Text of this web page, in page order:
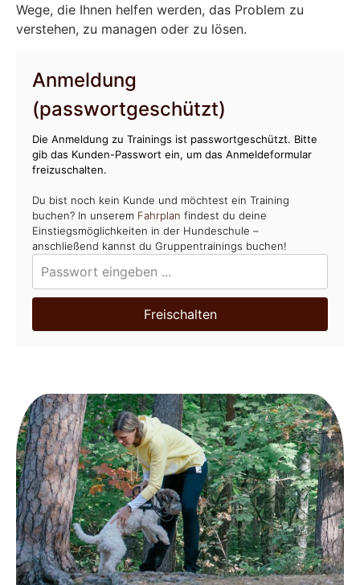
Wege, die Ihnen helfen werden, das Problem zu
verstehen, zu managen oder zu lösen.
Anmeldung
(passwortgeschützt)
Die Anmeldung zu Trainings ist passwortgeschützt. Bitte
gib das Kunden-Passwort ein, um das Anmeldeformular
freizuschalten.
Du bist noch kein Kunde und möchtest ein Training
buchen? In unserem Fahrplan findest du deine
Einstiegsmöglichkeiten in der Hundeschule –
anschließend kannst du Gruppentrainings buchen!
Freischalten